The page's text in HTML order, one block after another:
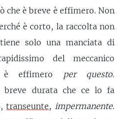
è breve è effimero. Non
è corto, la raccolta non
solo una manciata di
del meccanico
è effimero
per questo.
breve durata che ce lo fa
transeunte, impermanente.